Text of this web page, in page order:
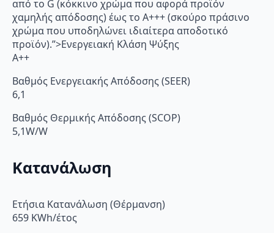
από το G (κόκκινο χρώμα που αφορά προϊόν
χαμηλής απόδοσης) έως το Α+++ (σκούρο πράσινο
χρώμα που υποδηλώνει ιδιαίτερα αποδοτικό
προϊόν).”>Ενεργειακή Κλάση Ψύξης
A++
Βαθμός Ενεργειακής Απόδοσης (SEER)
6,1
Βαθμός Θερμικής Απόδοσης (SCOP)
5,1W/W
Κατανάλωση
Ετήσια Κατανάλωση (Θέρμανση)
659 KWh/έτος